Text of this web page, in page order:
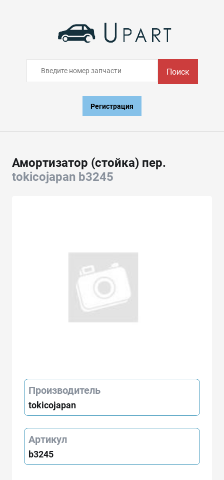
Поиск
Регистрация
Амортизатор (стойка) пер.
tokicojapan b3245
Производитель
tokicojapan
Артикул
b3245